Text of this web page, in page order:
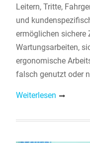
Leitern, Tritte,
und
ermöglichen sichere
Wartungsarbeiten,
ergonomische
falsch genutzt oder
Weiterlesen